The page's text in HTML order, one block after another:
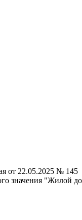
от 22.05.2025 № 145
значения